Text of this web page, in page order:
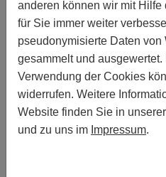
POLEN
01. SEPTEMBER 2003
MELDUNGEN | LIBANON :
GEFÄNGNIS STATT
LIBANONS LESBEN
DER ZWICKMÜHLE
01. SEPTEMBER 2003
AUFBRUCH UND
anderen können wir mit
für Sie immer weiter
pseudonymisierte Daten von
gesammelt und
Verwendung der Cookies
widerrufen. Weitere
Website finden Sie in unserer
und zu uns im Impressum.